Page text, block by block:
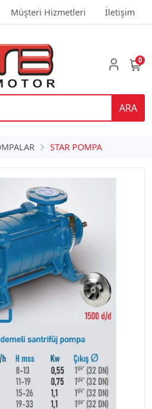
Müşteri Hizmetleri İletişim
ARA
0
STAR POMPA